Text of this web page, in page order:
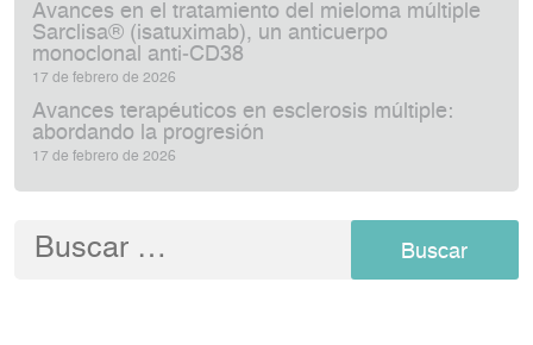
Avances en el tratamiento del mieloma múltiple
Sarclisa® (isatuximab), un anticuerpo
monoclonal anti‑CD38
17 de febrero de 2026
Avances terapéuticos en esclerosis múltiple:
abordando la progresión
17 de febrero de 2026
Buscar: